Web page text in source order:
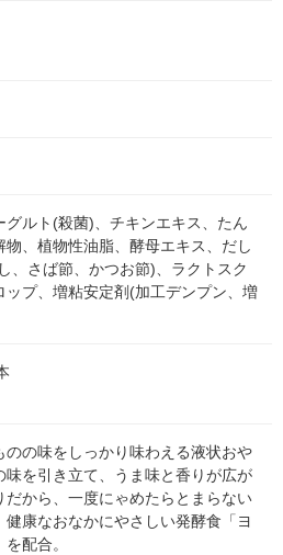
グルト(殺菌)、チキンエキス、たん
物、植物性油脂、酵母エキス、だし
、さば節、かつお節)、ラクトスク
ップ、増粘安定剤(加工デンプン、増
のの味をしっかり味わえる液状おや
味を引き立て、うま味と香りが広が
だから、一度にゃめたらとまらない
健康なおなかにやさしい発酵食「ヨ
配合。